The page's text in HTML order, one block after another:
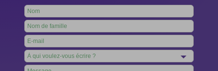
Leave
this
field
blank